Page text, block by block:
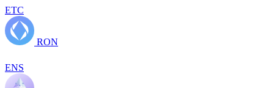
ETC
RON
ENS